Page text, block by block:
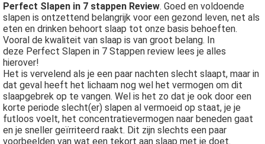
Perfect Slapen in 7 stappen Review. Goed en voldoende
slapen is ontzettend belangrijk voor een gezond leven, net als
eten en drinken behoort slaap tot onze basis behoeften.
Vooral de kwaliteit van slaap is van groot belang. In
deze Perfect Slapen in 7 Stappen review lees je alles
hierover!
Het is vervelend als je een paar nachten slecht slaapt, maar in
dat geval heeft het lichaam nog wel het vermogen om dit
slaapgebrek op te vangen. Wel is het zo dat je ook door een
korte periode slecht(er) slapen al vermoeid op staat, je je
futloos voelt, het concentratievermogen naar beneden gaat
en je sneller geïrriteerd raakt. Dit zijn slechts een paar
voorbeelden van wat een tekort aan slaap met je doet.